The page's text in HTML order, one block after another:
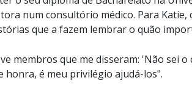
num consultório médico. Para
que a fazem lembrar o quão
membros que me disseram: 'Não sei
honra, é meu privilégio ajudá-los".